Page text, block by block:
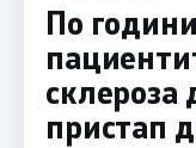
По
склероза
пристап